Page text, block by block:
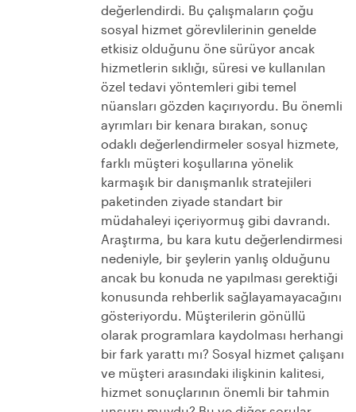
değerlendirdi. Bu çalışmaların çoğu
sosyal hizmet görevlilerinin genelde
etkisiz olduğunu öne sürüyor ancak
hizmetlerin sıklığı, süresi ve kullanılan
özel tedavi yöntemleri gibi temel
nüansları gözden kaçırıyordu. Bu önemli
ayrımları bir kenara bırakan, sonuç
odaklı değerlendirmeler sosyal hizmete,
farklı müşteri koşullarına yönelik
karmaşık bir danışmanlık stratejileri
paketinden ziyade standart bir
müdahaleyi içeriyormuş gibi davrandı.
Araştırma, bu kara kutu değerlendirmesi
nedeniyle, bir şeylerin yanlış olduğunu
ancak bu konuda ne yapılması gerektiği
konusunda rehberlik sağlayamayacağını
gösteriyordu. Müşterilerin gönüllü
olarak programlara kaydolması herhangi
bir fark yarattı mı? Sosyal hizmet çalışanı
ve müşteri arasındaki ilişkinin kalitesi,
hizmet sonuçlarının önemli bir tahmin